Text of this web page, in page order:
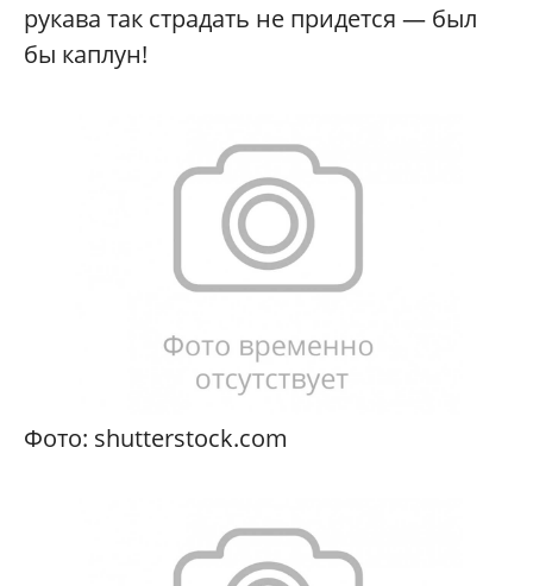
рукава так страдать не придется — был
бы каплун!
Фото: shutterstock.com